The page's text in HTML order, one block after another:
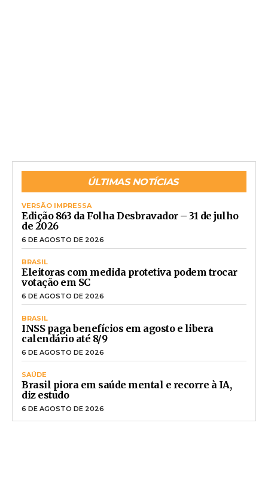
ÚLTIMAS NOTÍCIAS
VERSÃO IMPRESSA
Edição 863 da Folha Desbravador – 31 de julho
de 2026
6 DE AGOSTO DE 2026
BRASIL
Eleitoras com medida protetiva podem trocar
votação em SC
6 DE AGOSTO DE 2026
BRASIL
INSS paga benefícios em agosto e libera
calendário até 8/9
6 DE AGOSTO DE 2026
SAÚDE
Brasil piora em saúde mental e recorre à IA,
diz estudo
6 DE AGOSTO DE 2026